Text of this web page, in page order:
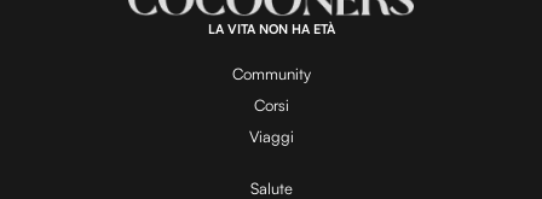
y
V
0
.
0
LA VITA NON HA ETÀ
Community
Corsi
Viaggi
Salute